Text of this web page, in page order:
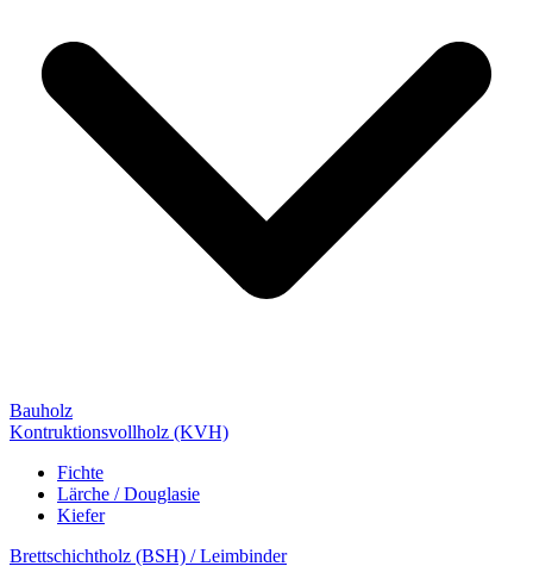
Bauholz
Kontruktionsvollholz (KVH)
Fichte
Lärche / Douglasie
Kiefer
Brettschichtholz (BSH) / Leimbinder